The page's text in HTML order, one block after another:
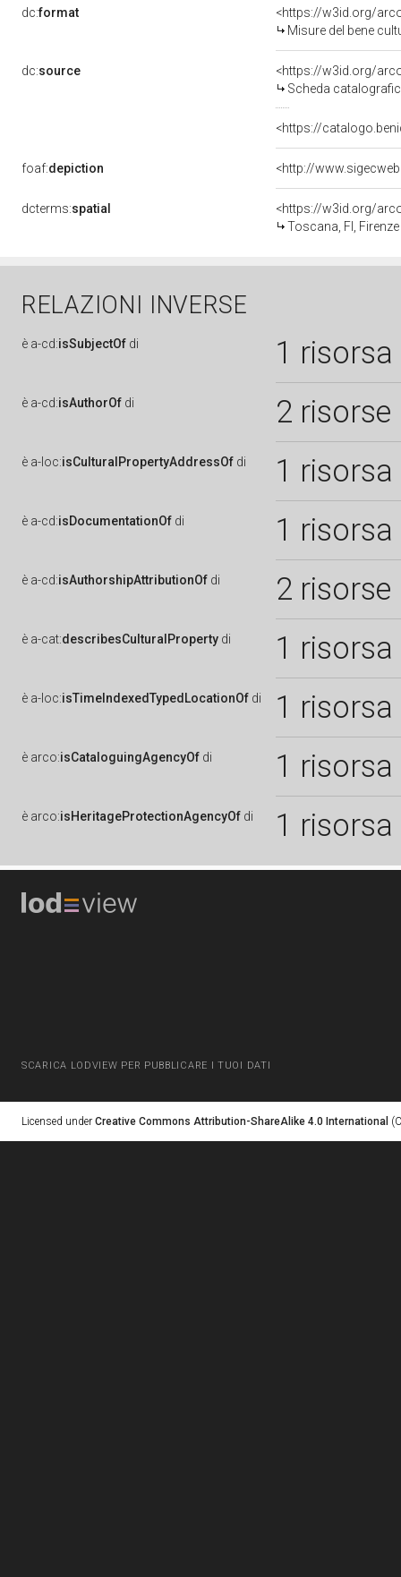
dc:format
<https://w3id.org/
Misure del bene
dc:source
<https://w3id.org/
Scheda
<https://
foaf:depiction <http://
dcterms:spatial
<https://w3id.org/
Toscana, FI, Firenze
RELAZIONI INVERSE
è a-cd:isSubjectOf di 1 risorsa
è a-cd:isAuthorOf di 2 risorse
è a-loc:isCulturalPropertyAddressOf di 1 risorsa
è a-cd:isDocumentationOf di 1 risorsa
è a-cd:isAuthorshipAttributionOf di 2 risorse
è a-cat:describesCulturalProperty di 1 risorsa
è a-loc:isTimeIndexedTypedLocationOf di 1 risorsa
è arco:isCataloguingAgencyOf di 1 risorsa
è arco:isHeritageProtectionAgencyOf di 1 risorsa
SCARICA LODVIEW PER PUBBLICARE I TUOI DATI
Licensed under Creative Commons Attribution-ShareAlike 4.0 International